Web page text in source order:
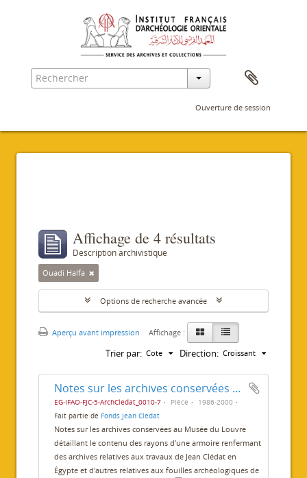
Ouverture de session
Affichage de 4 résultats
Description archivistique
Ouadi Halfa
Options de recherche avancée
Aperçu avant impression Affichage :
Trier par: Cote Direction: Croissant
Notes sur les archives conservées au Louvre
EG-IFAO-FJC-5-ArchCledat_0010-7 Pièce
1986-2000
Fait partie de Fonds Jean Clédat
Notes sur les archives conservées au Musée du Louvre
détaillant le contenu des rayons d'une armoire renfermant
des archives relatives aux travaux de Jean Clédat en
Égypte et d'autres relatives aux fouilles archéologiques de